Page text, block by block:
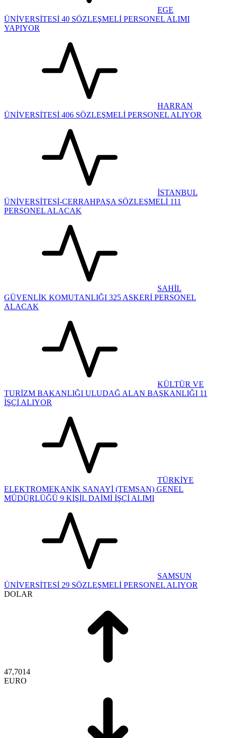
EGE
ÜNİVERSİTESİ 40 SÖZLEŞMELİ PERSONEL ALIMI
YAPIYOR
HARRAN
ÜNİVERSİTESİ 406 SÖZLEŞMELİ PERSONEL ALIYOR
İSTANBUL
ÜNİVERSİTESİ-CERRAHPAŞA SÖZLEŞMELİ 111
PERSONEL ALACAK
SAHİL
GÜVENLİK KOMUTANLIĞI 325 ASKERİ PERSONEL
ALACAK
KÜLTÜR VE
TURİZM BAKANLIĞI ULUDAĞ ALAN BAŞKANLIĞI 11
İŞÇİ ALIYOR
TÜRKİYE
ELEKTROMEKANİK SANAYİ (TEMSAN) GENEL
MÜDÜRLÜĞÜ 9 KİŞİL DAİMİ İŞÇİ ALIMI
SAMSUN
ÜNİVERSİTESİ 29 SÖZLEŞMELİ PERSONEL ALIYOR
DOLAR
47,7014
EURO